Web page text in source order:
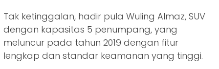
Tak ketinggalan, hadir pula Wuling Almaz, SUV
dengan kapasitas 5 penumpang, yang
meluncur pada tahun 2019 dengan fitur
lengkap dan standar keamanan yang tinggi.